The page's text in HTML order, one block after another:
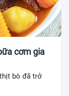
cơm gia
bò đã trở